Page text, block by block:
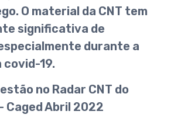
O material da CNT tem
significativa de
durante a
covid-19.
no Radar CNT do
Caged Abril 2022